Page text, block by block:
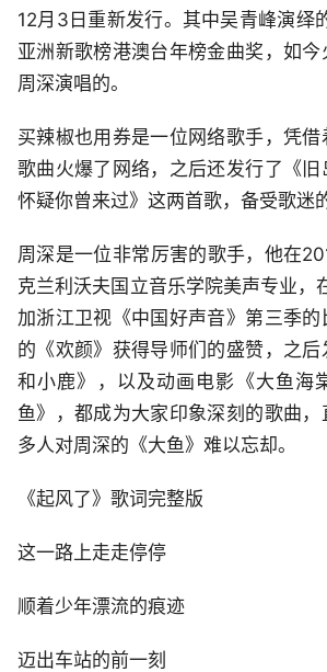
12月3日重新发行。其中吴青峰演绎
亚洲新歌榜港澳台年榜金曲奖，如今
周深演唱的。
买辣椒也用券是一位网络歌手，凭借
歌曲火爆了网络，之后还发行了《
怀疑你曾来过》这两首歌，备受歌迷
周深是一位非常厉害的歌手，他在
克兰利沃夫国立音乐学院美声专业，
加浙江卫视《中国好声音》第三季
的《欢颜》获得导师们的盛赞，之
和小鹿》，以及动画电影《大鱼海
鱼》，都成为大家印象深刻的歌曲
多人对周深的《大鱼》难以忘却。
《起风了》歌词完整版
这一路上走走停停
顺着少年漂流的痕迹
迈出车站的前一刻